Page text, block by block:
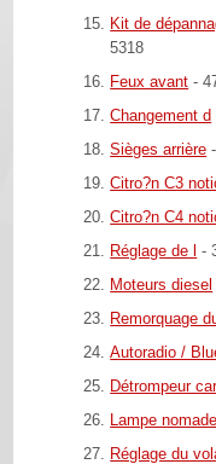
Kit de
5318
Feux avant -
Changement d
Sièges arrière
Citro?n C3
Citro?n C4
Réglage de l
-
Moteurs diesel
Remorquage
Autoradio /
Détrompeur
Lampe nomade
Réglage du